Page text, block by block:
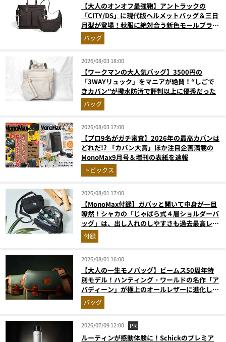
【大人のオンオフ最強鞄】アントラックの
「CITY/DS」に現代版ヘルメットバッグ＆三日
月型が登場！秋服に絶対合う新色モールブラウ
ンが傑作
バッグ
2026/08/03 18:00
【ワークマンの大人気バッグ】3500円の
「3WAYリュック」をマニアが絶賛！“しごで
きカバン”が撥水防汚で評判以上に優秀だった
バッグ
2026/08/03 17:00
【プロ9名がガチ審査】2026年の最高カバンは
どれだ!? 「カバン大賞」ほか注目企画満載の
MonoMax9月号＆増刊の表紙を速報
トピックス
2026/08/01 17:00
【MonoMax付録】ガバッと開いて中身が一目
瞭然！シャカの「じゃばら式４層ショルダーバ
ッグ」は、出し入れのしやすさも過去最高レベ
ルだった！
付録
2026/08/01 16:00
【大人の一生モノバッグ】ビームス50周年特
別モデル！ハンティング・ワールドの名作「ア
バディーン」が極上のオールレザーに進化して
登場
バッグ
2026/07/09 12:00 PR
ルーティンが感動体験に！Schickのプレミア